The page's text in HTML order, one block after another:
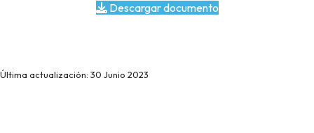
Descargar documento
Última actualización: 30 Junio 2023